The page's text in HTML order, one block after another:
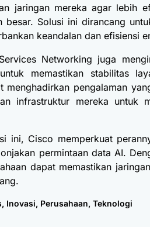
jaringan mereka agar lebih
besar. Solusi ini dirancang
keandalan dan efisiensi
Networking juga
memastikan stabilitas
menghadirkan pengalaman
infrastruktur mereka untuk
ini, Cisco memperkuat
permintaan data AI.
dapat memastikan
, Inovasi, Perusahaan, Teknologi